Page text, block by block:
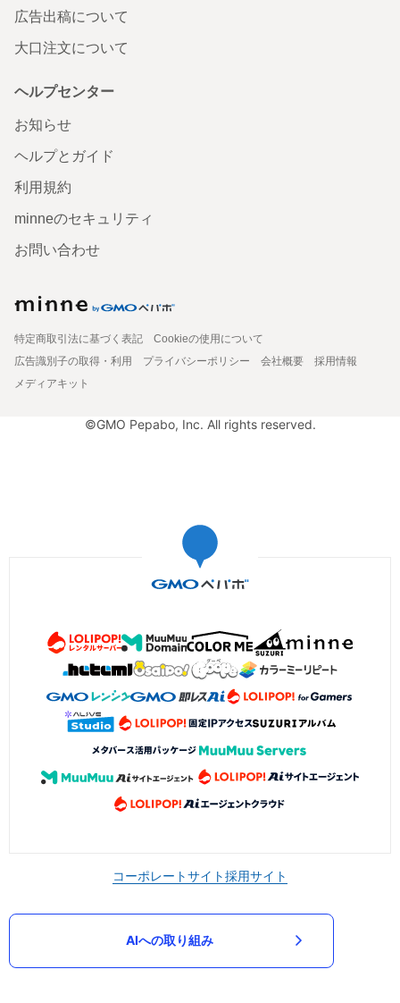
広告出稿について
大口注文について
ヘルプセンター
お知らせ
ヘルプとガイド
利用規約
minneのセキュリティ
お問い合わせ
特定商取引法に基づく表記
Cookieの使用について
広告識別子の取得・利用
プライバシーポリシー 会社概要
採用情報
メディアキット
©GMO Pepabo, Inc. All rights reserved.
コーポレートサイト採用サイト
AIへの取り組み